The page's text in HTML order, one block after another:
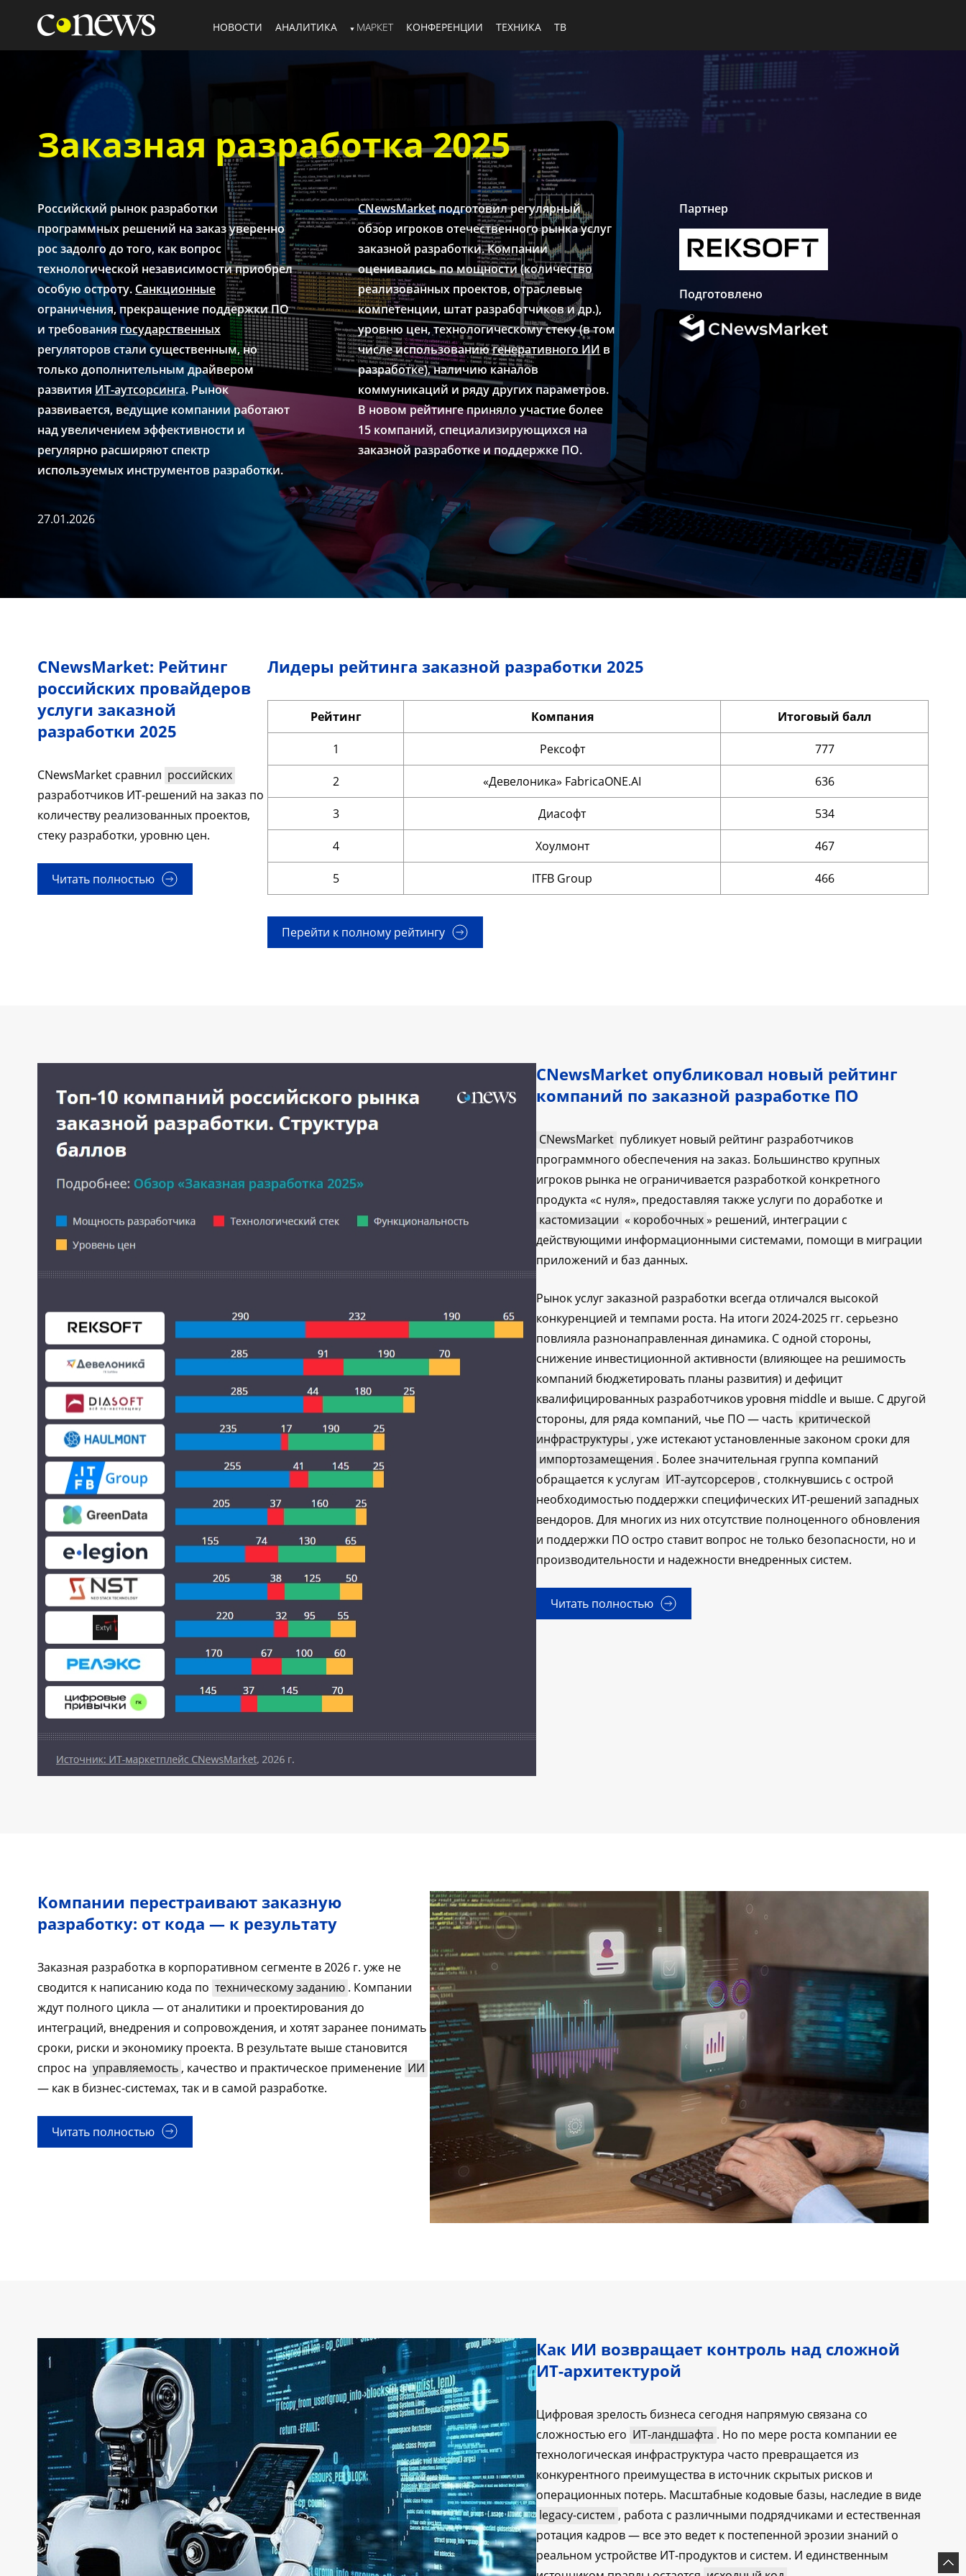
НОВОСТИ АНАЛИТИКА МАРКЕТ КОНФЕРЕНЦИИ ТЕХНИКА ТВ
Заказная разработка 2025
Российский рынок разработки
программных решений на заказ уверенно
рос задолго до того, как вопрос
технологической независимости приобрел
особую остроту. Санкционные
ограничения, прекращение поддержки ПО
и требования государственных
регуляторов стали существенным, но
только дополнительным драйвером
развития ИТ-аутсорсинга. Рынок
развивается, ведущие компании работают
над увеличением эффективности и
регулярно расширяют спектр
используемых инструментов разработки.
CNewsMarketподготовил регулярный
обзор игроков отечественного рынка услуг
заказной разработки. Компании
оценивались по мощности (количество
реализованных проектов, отраслевые
компетенции, штат разработчиков и др.),
уровню цен, технологическому стеку (в том
числе использованиюгенеративного ИИ в
разработке), наличию каналов
коммуникаций и ряду других параметров.
В новом рейтинге приняло участие более
15 компаний, специализирующихся на
заказной разработке и поддержке ПО.
Партнер
Подготовлено
27.01.2026
CNewsMarket: Рейтинг
российских провайдеров
услуги заказной
разработки 2025
CNewsMarket сравнил российских
разработчиков ИТ-решений на заказ по
количеству реализованных проектов,
стеку разработки, уровню цен.
Читать полностью
Лидеры рейтинга заказной разработки 2025
Рейтинг Компания Итоговый балл
1 Рексофт 777
2 «Девелоника» FabricaONE.AI 636
3 Диасофт 534
4 Хоулмонт 467
5 ITFB Group 466
Перейти к полному рейтингу
CNewsMarket опубликовал новый рейтинг
компаний по заказной разработке ПО
CNewsMarket публикует новый рейтинг разработчиков
программного обеспечения на заказ. Большинство крупных
игроков рынка не ограничивается разработкой конкретного
продукта «с нуля», предоставляя также услуги по доработке и
кастомизации « коробочных» решений, интеграции с
действующими информационными системами, помощи в миграции
приложений и баз данных.
Рынок услуг заказной разработки всегда отличался высокой
конкуренцией и темпами роста. На итоги 2024-2025 гг. серьезно
повлияла разнонаправленная динамика. С одной стороны,
снижение инвестиционной активности (влияющее на решимость
компаний бюджетировать планы развития) и дефицит
квалифицированных разработчиков уровня middle и выше. С другой
стороны, для ряда компаний, чье ПО — часть критической
инфраструктуры , уже истекают установленные законом сроки для
импортозамещения . Более значительная группа компаний
обращается к услугам ИТ-аутсорсеров , столкнувшись с острой
необходимостью поддержки специфических ИТ-решений западных
вендоров. Для многих из них отсутствие полноценного обновления
и поддержки ПО остро ставит вопрос не только безопасности, но и
производительности и надежности внедренных систем.
Читать полностью
Компании перестраивают заказную
разработку: от кода — к результату
Заказная разработка в корпоративном сегменте в 2026 г. уже не
сводится к написанию кода по техническому заданию . Компании
ждут полного цикла — от аналитики и проектирования до
интеграций, внедрения и сопровождения, и хотят заранее понимать
сроки, риски и экономику проекта. В результате выше становится
спрос на управляемость , качество и практическое применение ИИ
— как в бизнес-системах, так и в самой разработке.
Читать полностью
Как ИИ возвращает контроль над сложной
ИТ-архитектурой
Цифровая зрелость бизнеса сегодня напрямую связана со
сложностью его ИТ-ландшафта . Но по мере роста компании ее
технологическая инфраструктура часто превращается из
конкурентного преимущества в источник скрытых рисков и
операционных потерь. Масштабные кодовые базы, наследие в виде
legacy-систем , работа с различными подрядчиками и естественная
ротация кадров — все это ведет к постепенной эрозии знаний о
реальном устройстве ИТ-продуктов и систем. И единственным